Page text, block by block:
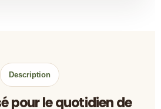
Description
pour le quotidien de